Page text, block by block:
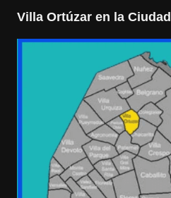
Villa Ortúzar en la Ciudad